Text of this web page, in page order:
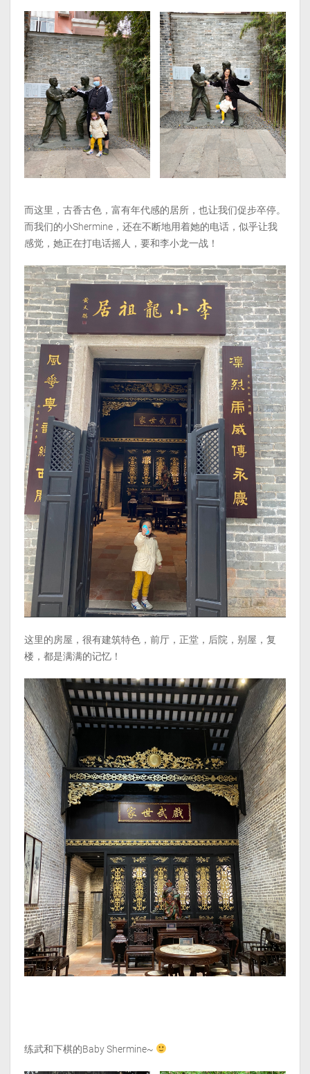
而这里，古香古色，富有年代感的居所，也让我们促步卒停。
而我们的小Shermine，还在不断地用着她的电话，似乎让我
感觉，她正在打电话摇人，要和李小龙一战！
这里的房屋，很有建筑特色，前厅，正堂，后院，别屋，复
楼，都是满满的记忆！
练武和下棋的Baby Shermine~